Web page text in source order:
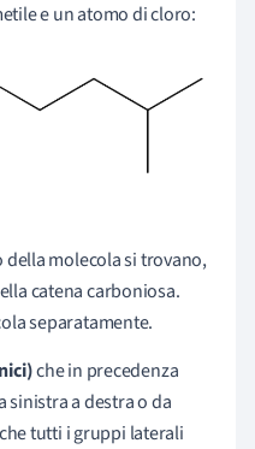
e un atomo di cloro:
della molecola si trovano,
catena carboniosa.
separatamente.
che in precedenza
a destra o da
tutti i gruppi laterali